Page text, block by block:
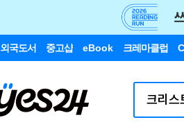
외국도서 중고샵 eBook 크레마클럽